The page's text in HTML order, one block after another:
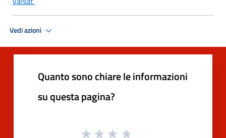
Vedi azioni
Quanto sono chiare le informazioni
su questa pagina?